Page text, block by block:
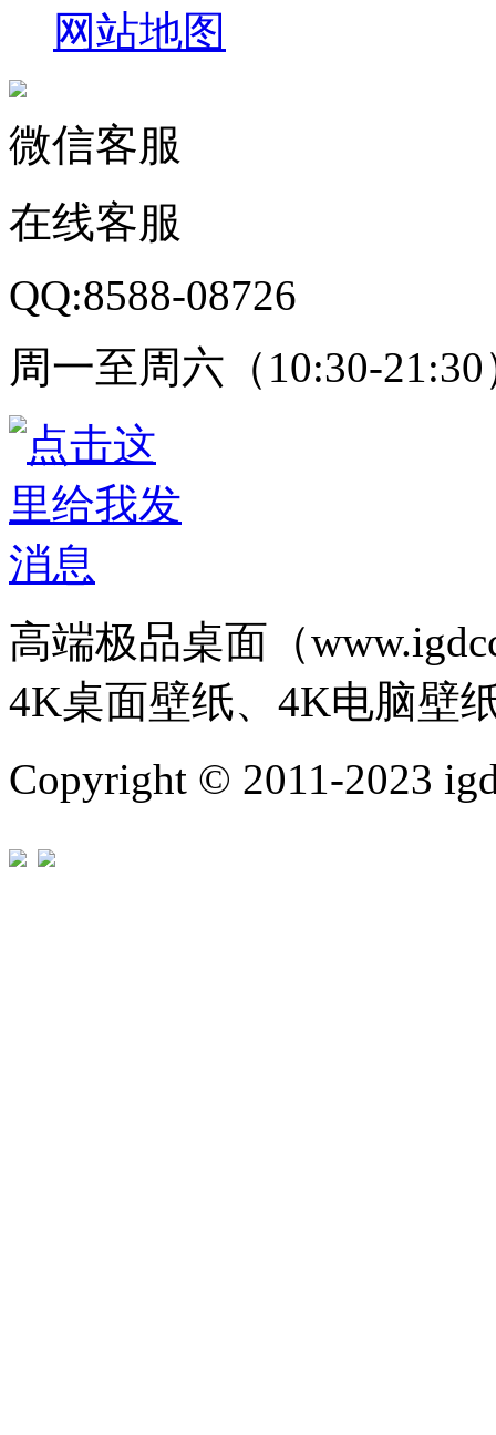
网站地图
微信客服
在线客服
QQ:8588-08726
周一至周六（10:30-21:30
高端极品桌面（
4K桌面壁纸、4K电脑壁
Copyright © 2011-2023